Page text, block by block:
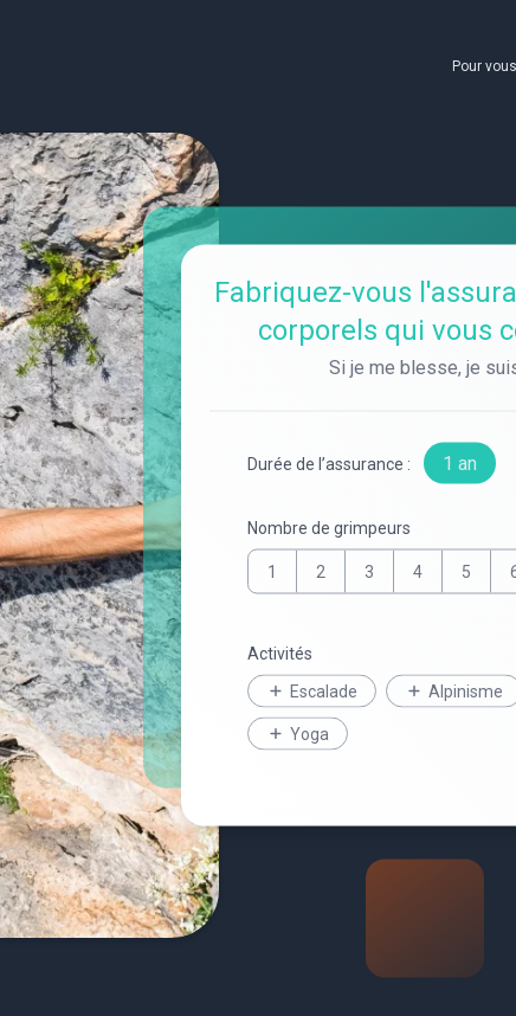
Pour
Fabriquez-vous
corporels qui vous
Si je me blesse, je
Durée de l’assurance : 1 an
Nombre de grimpeurs
1 2 3 4 5
Activités
Escalade
Alpinisme
Yoga